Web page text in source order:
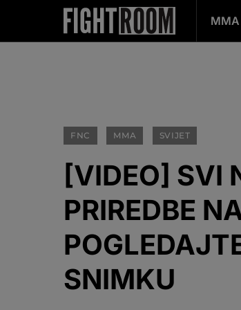
MMA
FNC MMA SVIJET
[VIDEO] SVI
PRIREDBE
SNIMKU